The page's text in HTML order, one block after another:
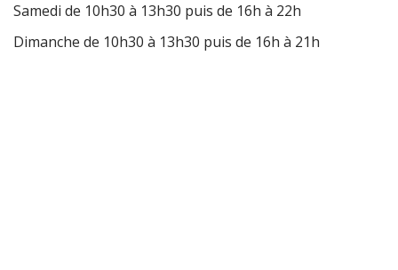
Samedi de 10h30 à 13h30 puis de 16h à 22h
Dimanche de 10h30 à 13h30 puis de 16h à 21h